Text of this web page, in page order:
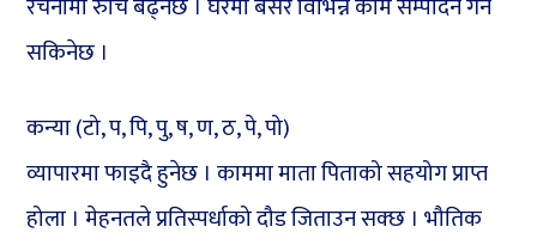
रचनामा रुचि बढ्नेछ । घरमा बसेरै विभिन्न काम सम्पादन गर्न
सकिनेछ ।
कन्या (टो, प, पि, पु, ष, ण, ठ, पे, पो)
व्यापारमा फाइदै हुनेछ । काममा माता पिताको सहयोग प्राप्त
होला । मेहनतले प्रतिस्पर्धाको दौड जिताउन सक्छ । भौतिक